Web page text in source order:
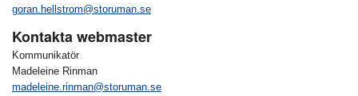
goran.hellstrom@storuman.se
Kontakta webmaster
Kommunikatör
Madeleine Rinman
madeleine.rinman@storuman.se